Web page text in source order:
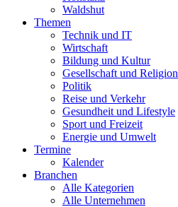
Waldshut
Themen
Technik und IT
Wirtschaft
Bildung und Kultur
Gesellschaft und Religion
Politik
Reise und Verkehr
Gesundheit und Lifestyle
Sport und Freizeit
Energie und Umwelt
Termine
Kalender
Branchen
Alle Kategorien
Alle Unternehmen